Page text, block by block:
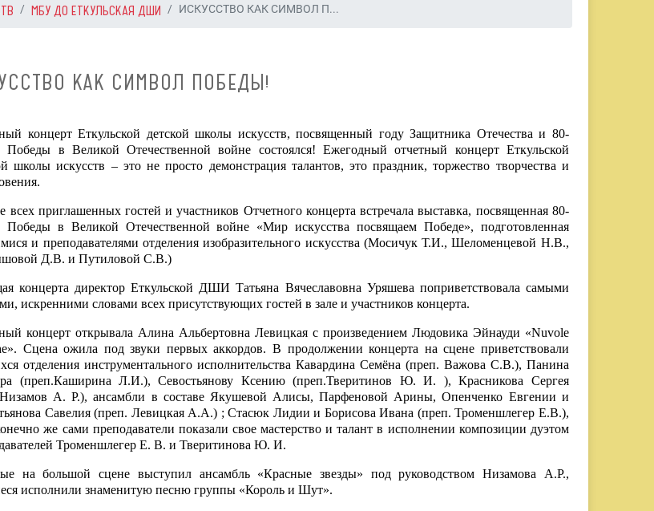
МБУ ДО ЕТКУЛЬСКАЯ ДШИ ИСКУССТВО КАК СИМВОЛ П...
КАК СИМВОЛ ПОБЕДЫ!
концерт Еткульской детской школы искусств, посвященный году Защитника Отечества и 80-
Победы в Великой Отечественной войне состоялся! Ежегодный отчетный концерт Еткульской
школы искусств – это не просто демонстрация талантов, это праздник, торжество творчества и
всех приглашенных гостей и участников Отчетного концерта встречала выставка, посвященная 80-
Победы в Великой Отечественной войне «Мир искусства посвящаем Победе», подготовленная
и преподавателями отделения изобразительного искусства (Мосичук Т.И., Шеломенцевой Н.В.,
Д.В. и Путиловой С.В.)
концерта директор Еткульской ДШИ Татьяна Вячеславовна Уряшева поприветствовала самыми
искренними словами всех присутствующих гостей в зале и участников концерта.
концерт открывала Алина Альбертовна Левицкая с произведением Людовика Эйнауди «Nuvole
Сцена ожила под звуки первых аккордов. В продолжении концерта на сцене приветствовали
отделения инструментального исполнительства Кавардина Семёна (преп. Важова С.В.), Панина
(преп.Каширина Л.И.), Севостьянову Ксению (преп.Тверитинов Ю. И. ), Красникова Сергея
А. Р.), ансамбли в составе Якушевой Алисы, Парфеновой Арины, Опенченко Евгении и
Савелия (преп. Левицкая А.А.) ; Стасюк Лидии и Борисова Ивана (преп. Троменшлегер Е.В.),
же сами преподаватели показали свое мастерство и талант в исполнении композиции дуэтом
Троменшлегер Е. В. и Тверитинова Ю. И.
на большой сцене выступил ансамбль «Красные звезды» под руководством Низамова А.Р.,
исполнили знаменитую песню группы «Король и Шут».